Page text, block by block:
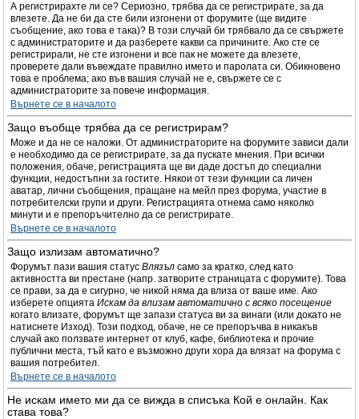
А регистрирахте ли се? Сериозно, трябва да се регистрирате, за да
влезете. Да не би да сте били изгонени от форумите (ще видите
съобщение, ако това е така)? В този случай би трябвало да се свържете
с администраторите и да разберете какви са причините. Ако сте се
регистрирали, не сте изгонени и все пак не можете да влезете,
проверете дали въвеждате правилно името и паролата си. Обикновено
това е проблема; ако във вашия случай не е, свържете се с
администраторите за повече информация.
Върнете се в началото
Защо въобще трябва да се регистрирам?
Може и да не се наложи. От администраторите на форумите зависи дали
е необходимо да се регистрирате, за да пускате мнения. При всички
положения, обаче, регистрацията ще ви даде достъп до специални
функции, недостъпни за гостите. Някои от тези функции са личен
аватар, лични съобщения, пращане на мейл през форума, участие в
потребителски групи и други. Регистрацията отнема само няколко
минути и е препоръчително да се регистрирате.
Върнете се в началото
Защо излизам автоматично?
Форумът пази вашия статус Влязъл само за кратко, след като
активността ви престане (напр. затворите страницата с форумите). Това
се прави, за да е сигурно, че никой няма да влиза от ваше име. Ако
изберете опцията Искам да влизам автоматично с всяко посещение
когато влизате, форумът ще запази статуса ви за винаги (или докато не
натиснете Изход). Този подход, обаче, не се препоръчва в никакъв
случай ако ползвате интернет от клуб, кафе, библиотека и прочие
публични места, тъй като е възможно други хора да влязат на форума с
вашия потребител.
Върнете се в началото
Не искам името ми да се вижда в списъка Кой е онлайн. Как
става това?